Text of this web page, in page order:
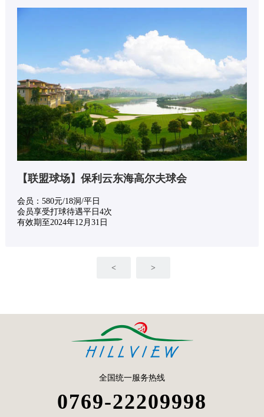
【联盟球场】保利云东海高尔夫球会
会员：580元/18洞/平日
会员享受打球待遇平日4次
有效期至2024年12月31日
< >
全国统一服务热线
0769-22209998